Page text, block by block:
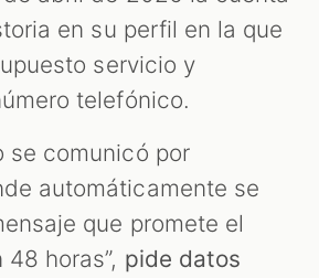
en su perfil en la que
servicio y
telefónico.
se comunicó por
automáticamente se
que promete el
horas”, pide datos